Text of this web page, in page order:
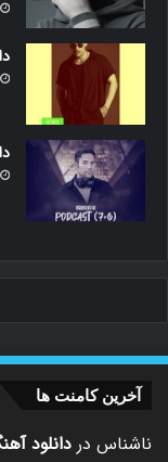
آخرین کامنت ها
ناشناس در دانلود